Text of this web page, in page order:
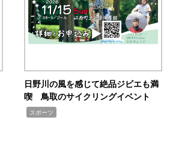
日野川の風を感じて絶品ジビエも満
喫 鳥取のサイクリングイベント
スポーツ